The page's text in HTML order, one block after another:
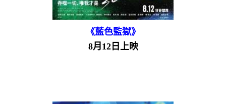
《藍色監獄》
8月12日上映